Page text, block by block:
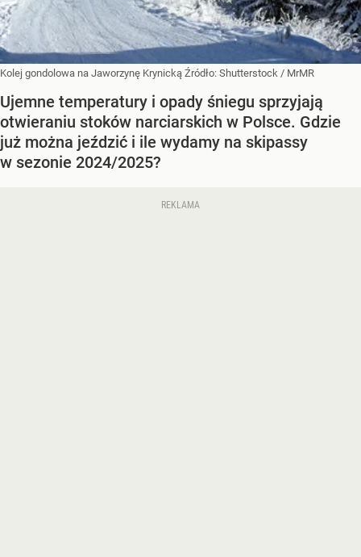
Kolej gondolowa na Jaworzynę Krynicką Źródło: Shutterstock / MrMR
Ujemne temperatury i opady śniegu sprzyjają
otwieraniu stoków narciarskich w Polsce. Gdzie
już można jeździć i ile wydamy na skipassy
w sezonie 2024/2025?